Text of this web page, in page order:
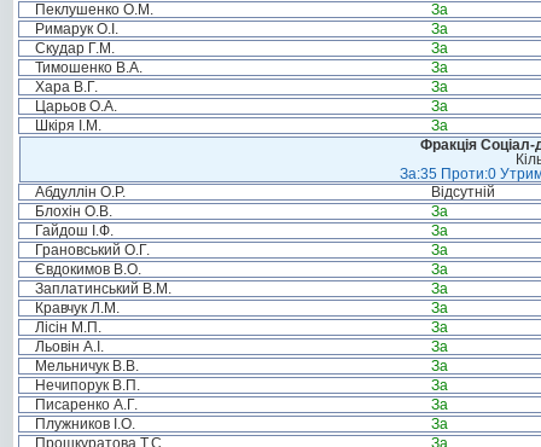
Пеклушенко О.М.
За
Римарук О.І.
За
Скудар Г.М.
За
Тимошенко В.А.
За
Хара В.Г.
За
Царьов О.А.
За
Шкіря І.М.
За
Фракція Соціал-
За:35 Проти:0
Абдуллін О.Р.
Відсутній
Блохін О.В.
За
Гайдош І.Ф.
За
Грановський О.Г.
За
Євдокимов В.О.
За
Заплатинський В.М.
За
Кравчук Л.М.
За
Лісін М.П.
За
Льовін А.І.
За
Мельничук В.В.
За
Нечипорук В.П.
За
Писаренко А.Г.
За
Плужников І.О.
За
Прошкуратова Т.С.
За